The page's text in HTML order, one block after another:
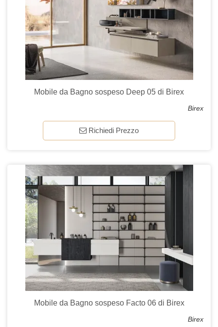
Mobile da Bagno sospeso Deep 05 di Birex
Birex
Richiedi Prezzo
Mobile da Bagno sospeso Facto 06 di Birex
Birex